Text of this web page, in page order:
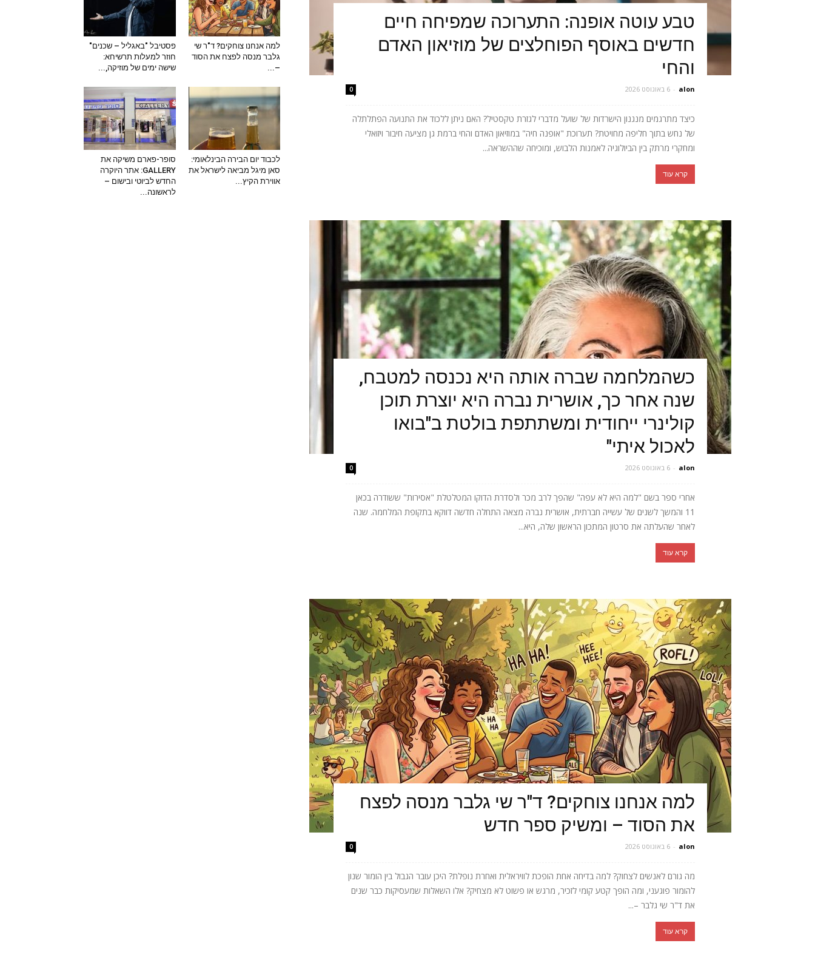
טבע עוטה אופנה: התערוכה שמפיחה חיים
חדשים באוסף הפוחלצים של מוזיאון האדם
והחי
alon
- 6 באוגוסט 2026 0
כיצד מתרגמים מנגנון הישרדות של שועל מדברי לגזרת טקסטיל? האם ניתן ללכוד את התנועה הפתלתלה
של נחש בתוך חליפה מחויטת? תערוכת "אופנה חיה" במוזיאון האדם והחי ברמת גן מציעה חיבור ויזואלי
ומחקרי מרתק בין הביולוגיה לאמנות הלבוש, ומוכיחה שההשראה...
קרא עוד
כשהמלחמה שברה אותה היא נכנסה למטבח,
שנה אחר כך, אושרית נברה היא יוצרת תוכן
קולינרי ייחודית ומשתתפת בולטת ב"בואו
לאכול איתי"
alon
- 6 באוגוסט 2026 0
אחרי ספר בשם "למה היא לא עפה" שהפך לרב מכר ולסדרת הדוקו המטלטלת "אסירות" ששודרה בכאן
11 והמשך לשנים של עשייה חברתית, אושרית נברה מצאה התחלה חדשה דווקא בתקופת המלחמה. שנה
לאחר שהעלתה את סרטון המתכון הראשון שלה, היא...
קרא עוד
למה אנחנו צוחקים? ד"ר שי גלבר מנסה לפצח
את הסוד – ומשיק ספר חדש
alon
- 6 באוגוסט 2026 0
מה גורם לאנשים לצחוק? למה בדיחה אחת הופכת לוויראלית ואחרת נופלת? היכן עובר הגבול בין הומור שנון
להומור פוגעני, ומה הופך קטע קומי לזכיר, מרגש או פשוט לא מצחיק? אלו השאלות שמעסיקות כבר שנים
את ד"ר שי גלבר –...
קרא עוד
למה אנחנו צוחקים? ד"ר שי
גלבר מנסה לפצח את הסוד
–...
פסטיבל "באגליל – שכנים"
חוזר למעלות תרשיחא:
שישה ימים של מוזיקה,...
לכבוד יום הבירה הבינלאומי:
סאן מיגל מביאה לישראל את
אווירת הקיץ...
סופר-פארם משיקה את
GALLERY: אתר היוקרה
החדש לביוטי ובישום –
לראשונה...